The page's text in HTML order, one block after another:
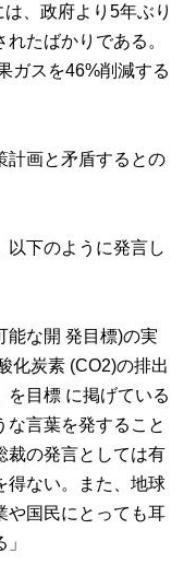
、政府より5年ぶり
れたばかりである。
ガスを46%削減する
計画と矛盾するとの
以下のように発言し
能な開 発目標)の実
化炭素 (CO2)の排出
を目標 に掲げている
な言葉を発すること
裁の発言としては有
得ない。また、地球
や国民にとっても耳